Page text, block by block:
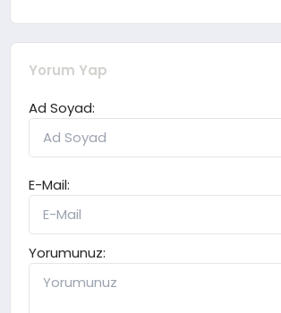
Yorum Yap
Ad Soyad:
E-Mail:
Yorumunuz: